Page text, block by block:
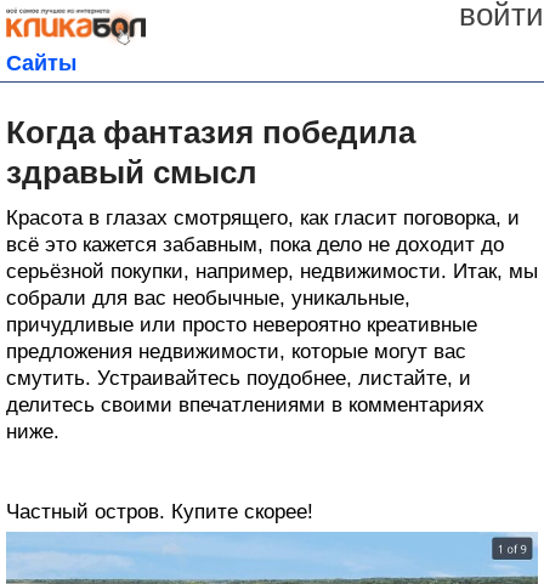
войти
Сайты
Когда фантазия победила
здравый смысл
Красота в глазах смотрящего, как гласит поговорка, и
всё это кажется забавным, пока дело не доходит до
серьёзной покупки, например, недвижимости. Итак, мы
собрали для вас необычные, уникальные,
причудливые или просто невероятно креативные
предложения недвижимости, которые могут вас
смутить. Устраивайтесь поудобнее, листайте, и
делитесь своими впечатлениями в комментариях
ниже.
Частный остров. Купите скорее!